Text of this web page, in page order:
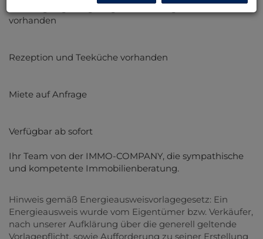
vorhanden
Rezeption und Teeküche vorhanden
Miete auf Anfrage
Verfügbar ab sofort
Ihr Team von der IMMO-COMPANY, die sympathische
und kompetente Immobilienberatung.
Hinweis gemäß Energieausweisvorlagegesetz: Ein
Energieausweis wurde vom Eigentümer bzw. Verkäufer,
nach unserer Aufklärung über die generell geltende
Vorlagepflicht, sowie Aufforderung zu seiner Erstellung